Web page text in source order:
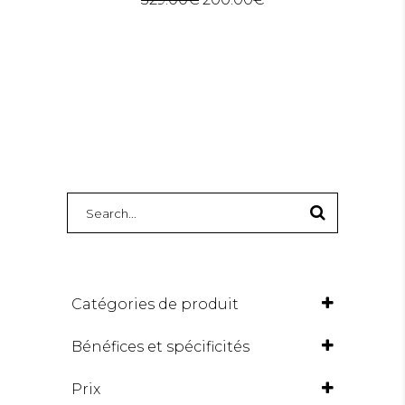
FOR:
Catégories de produit
Bénéfices et spécificités
Prix